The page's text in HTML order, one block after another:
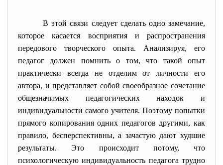
В этой связи следует сделать одно замечание,
которое касается восприятия и распространения
передового творческого опыта. Анализируя, его
педагог должен помнить о том, что такой опыт
практически всегда не отделим от личности его
автора, и представляет собой своеобразное сочетание
общезначимых педагогических находок и
индивидуальности самого учителя. Поэтому попытки
прямого копирования одних педагогов другими, как
правило, бесперспективны, а зачастую дают худшие
результаты. Это происходит потому, что
психологическую индивидуальность педагога трудно